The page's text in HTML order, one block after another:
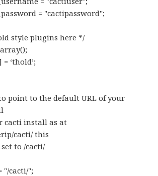
= "cactipassword";
style plugins here */
‘thold’;
point to the default URL of your
cacti install as at
cacti/ this
to /cacti/
"/cacti/";